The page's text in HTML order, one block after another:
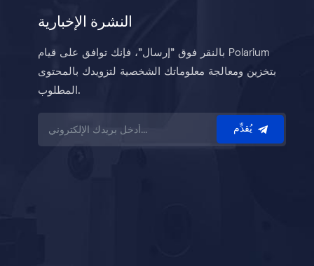
النشرة الإخبارية
بالنقر فوق "إرسال"، فإنك توافق على قيام Polarium
بتخزين ومعالجة معلوماتك الشخصية لتزويدك بالمحتوى
المطلوب.
يُقدِّم